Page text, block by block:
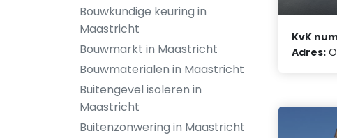
Bouwkundige keuring in
Maastricht
Bouwmarkt in Maastricht
Bouwmaterialen in Maastricht
Buitengevel isoleren in
Maastricht
Buitenzonwering in Maastricht
KvK
Adres: